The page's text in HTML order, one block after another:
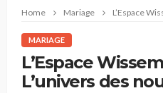
Home Mariage L’Espace
MARIAGE
L’Espace
L’univers des